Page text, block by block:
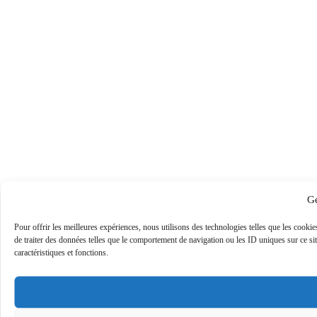
Pour offrir les meilleures expériences, nous utilisons des technologies telles que les
de traiter des données telles que le comportement de navigation ou les ID uniques sur ce
caractéristiques et fonctions.